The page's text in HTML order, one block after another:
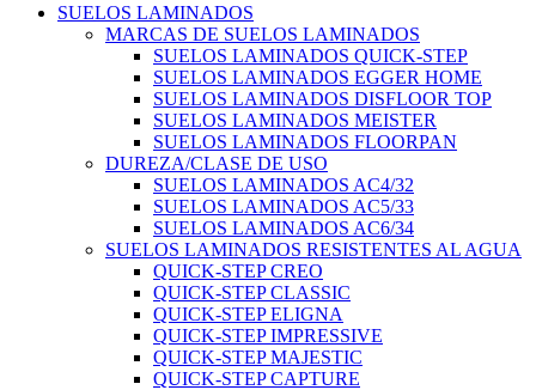
SUELOS LAMINADOS
MARCAS DE SUELOS LAMINADOS
SUELOS LAMINADOS QUICK-STEP
SUELOS LAMINADOS EGGER HOME
SUELOS LAMINADOS DISFLOOR TOP
SUELOS LAMINADOS MEISTER
SUELOS LAMINADOS FLOORPAN
DUREZA/CLASE DE USO
SUELOS LAMINADOS AC4/32
SUELOS LAMINADOS AC5/33
SUELOS LAMINADOS AC6/34
SUELOS LAMINADOS RESISTENTES AL AGUA
QUICK-STEP CREO
QUICK-STEP CLASSIC
QUICK-STEP ELIGNA
QUICK-STEP IMPRESSIVE
QUICK-STEP MAJESTIC
QUICK-STEP CAPTURE